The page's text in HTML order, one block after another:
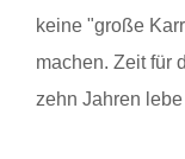
keine "große
machen. Zeit für
zehn Jahren